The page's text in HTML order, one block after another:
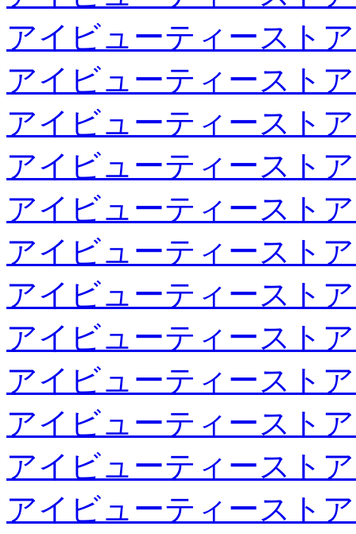
アイビューティースト
アイビューティースト
アイビューティースト
アイビューティースト
アイビューティースト
アイビューティースト
アイビューティースト
アイビューティースト
アイビューティースト
アイビューティースト
アイビューティースト
アイビューティースト